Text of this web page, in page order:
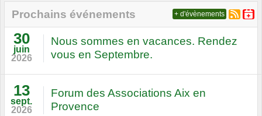
Prochains événements
30
juin
2026
Nous sommes en vacances. Rendez
vous en Septembre.
13
sept.
2026
Forum des Associations Aix en
Provence
+ d'évènements